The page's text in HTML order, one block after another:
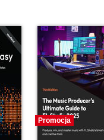
Promocja